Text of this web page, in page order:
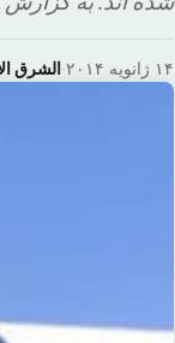
الشرق· ۱۴ ژانویه ۲۰۱۴